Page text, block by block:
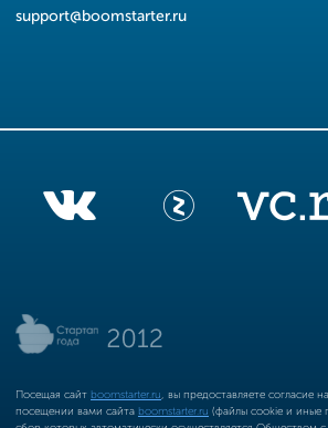
support@boomstarter.ru
Посещая сайт boomstarter.ru , вы предоставляете согласие
посещении вами сайта boomstarter.ru (файлы cookie и иные